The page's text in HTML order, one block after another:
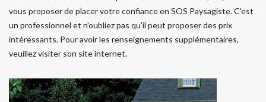
vous proposer de placer votre confiance en SOS Paysagiste. C'est
un professionnel et n'oubliez pas qu'il peut proposer des prix
intéressants. Pour avoir les renseignements supplémentaires,
veuillez visiter son site internet.